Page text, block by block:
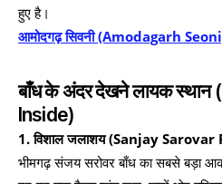
हुए है।
आमोदगढ़ सिवनी (Amodagarh
बाँध के अंदर देखने लायक
Inside)
1. विशाल जलाशय (Sanjay
भीमगढ़ संजय सरोवर बाँध का सबसे बड़ा